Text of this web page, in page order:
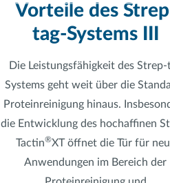
Vorteile des
tag-Systems III
Die Leistungsfähigkeit des Strep-
Systems geht weit über die
Proteinreinigung hinaus.
die Entwicklung des hochaffinen
Tactin®XT öffnet die Tür für
Anwendungen im Bereich der